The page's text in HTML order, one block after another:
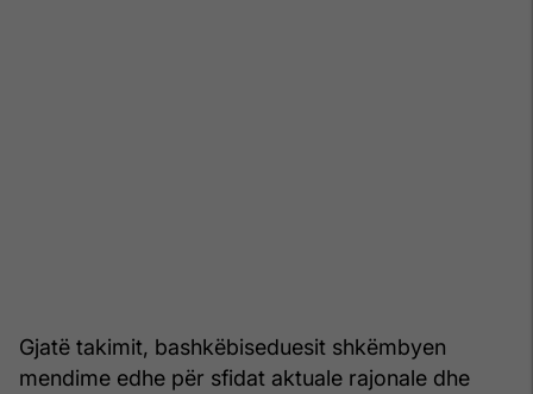
Gjatë takimit, bashkëbiseduesit shkëmbyen
mendime edhe për sfidat aktuale rajonale dhe